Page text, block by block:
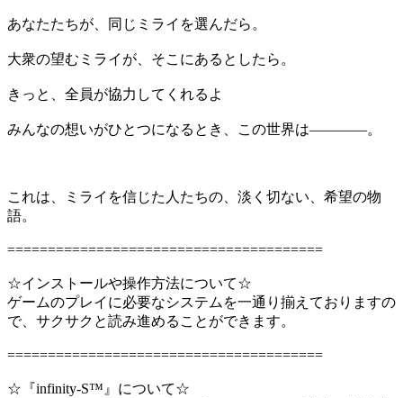
あなたたちが、同じミライを選んだら。
大衆の望むミライが、そこにあるとしたら。
きっと、全員が協力してくれるよ
みんなの想いがひとつになるとき、この世界は――――。
これは、ミライを信じた人たちの、淡く切ない、希望の物
語。
=======================================
☆インストールや操作方法について☆
ゲームのプレイに必要なシステムを一通り揃えておりますの
で、サクサクと読み進めることができます。
=======================================
☆『infinity-S™』について☆